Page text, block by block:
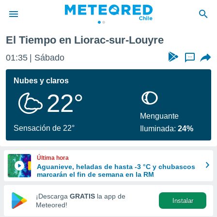
de
por
se
calidad.
a este
las
y
forma
digital
basada
El Tiempo en Liorac-sur-Louyre
01:35 Sábado ...
Nubes y claros
22°
Sensación de 22°
Menguante
Iluminada:24%
Última hora
Aguanieve, heladas de hasta -3 °C y chubascos
marcarán el fin de semana en la RM
¡Descarga GRATIS la app de
Meteored!
Instalar